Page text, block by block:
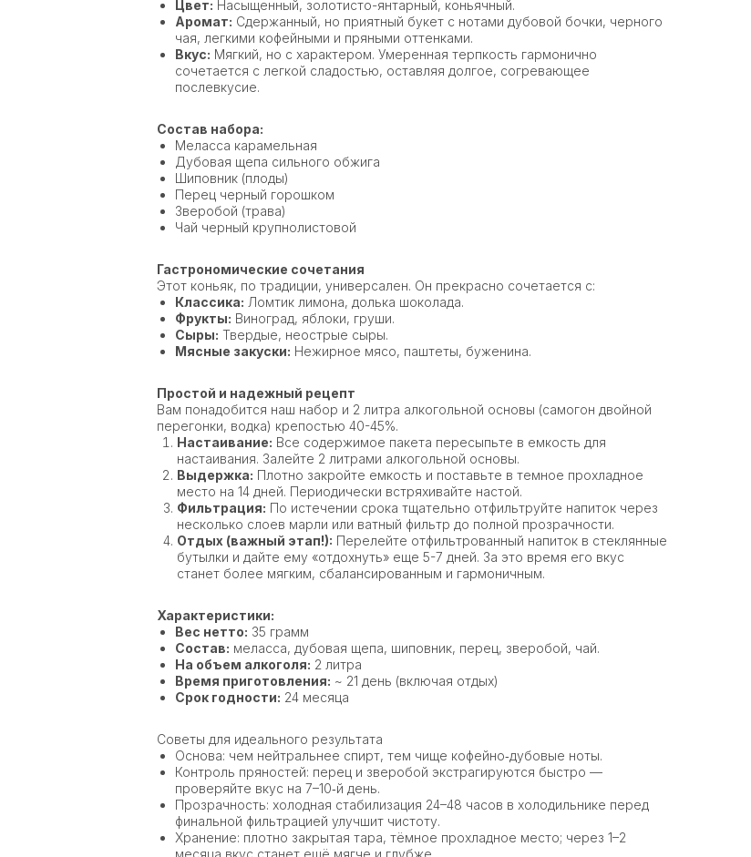
Цвет: Насыщенный, золотисто-янтарный, коньячный.
Аромат: Сдержанный, но приятный букет с нотами дубовой бочки, черного
чая, легкими кофейными и пряными оттенками.
Вкус: Мягкий, но с характером. Умеренная терпкость гармонично
сочетается с легкой сладостью, оставляя долгое, согревающее
послевкусие.
Состав набора:
Меласса карамельная
Дубовая щепа сильного обжига
Шиповник (плоды)
Перец черный горошком
Зверобой (трава)
Чай черный крупнолистовой
Гастрономические сочетания
Этот коньяк, по традиции, универсален. Он прекрасно сочетается с:
Классика: Ломтик лимона, долька шоколада.
Фрукты: Виноград, яблоки, груши.
Сыры: Твердые, неострые сыры.
Мясные закуски: Нежирное мясо, паштеты, буженина.
Простой и надежный рецепт
Вам понадобится наш набор и 2 литра алкогольной основы (самогон двойной
перегонки, водка) крепостью 40-45%.
Настаивание: Все содержимое пакета пересыпьте в емкость для
настаивания. Залейте 2 литрами алкогольной основы.
Выдержка: Плотно закройте емкость и поставьте в темное прохладное
место на 14 дней. Периодически встряхивайте настой.
Фильтрация: По истечении срока тщательно отфильтруйте напиток через
несколько слоев марли или ватный фильтр до полной прозрачности.
Отдых (важный этап!): Перелейте отфильтрованный напиток в стеклянные
бутылки и дайте ему «отдохнуть» еще 5-7 дней. За это время его вкус
станет более мягким, сбалансированным и гармоничным.
Характеристики:
Вес нетто: 35 грамм
Состав: меласса, дубовая щепа, шиповник, перец, зверобой, чай.
На объем алкоголя: 2 литра
Время приготовления: ~ 21 день (включая отдых)
Срок годности: 24 месяца
Советы для идеального результата
Основа: чем нейтральнее спирт, тем чище кофейно‑дубовые ноты.
Контроль пряностей: перец и зверобой экстрагируются быстро —
проверяйте вкус на 7–10‑й день.
Прозрачность: холодная стабилизация 24–48 часов в холодильнике перед
финальной фильтрацией улучшит чистоту.
Хранение: плотно закрытая тара, тёмное прохладное место; через 1–2